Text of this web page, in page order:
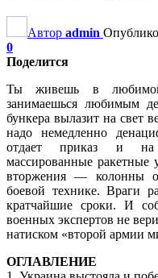
Автор admin
0
Поделится
Ты живешь в
занимаешься любимым
бункера вылазит на свет
надо немедленно
отдает приказ и на
массированные ракетные
вторжения — колонны
боевой технике. Враги
кратчайшие сроки. И
военных экспертов не
натиском «второй армии
ОГЛАВЛЕНИЕ